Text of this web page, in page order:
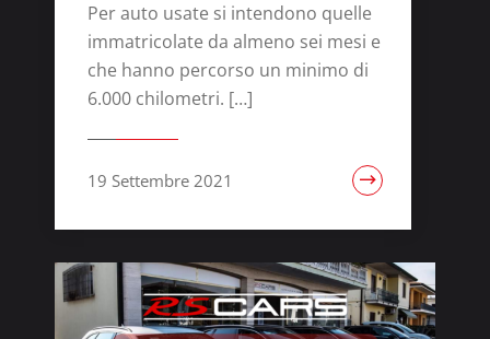
Per auto usate si intendono quelle
immatricolate da almeno sei mesi e
che hanno percorso un minimo di
6.000 chilometri. […]
19 Settembre 2021